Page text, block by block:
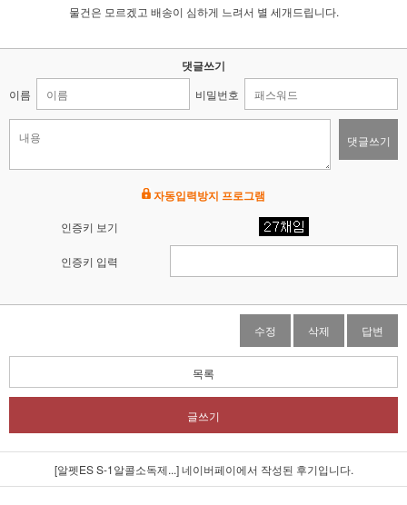
물건은 모르겠고 배송이 심하게 느려서 별 세개드립니다.
댓글쓰기
이름 비밀번호
댓글쓰기
자동입력방지 프로그램
인증키 보기
인증키 입력
수정 삭제 답변
목록
글쓰기
[알펫ES S-1알콜소독제...]네이버페이에서 작성된 후기입니다.